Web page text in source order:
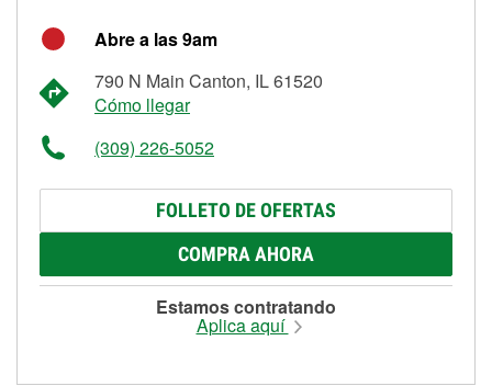
Abre a las 9am
790 N Main Canton, IL 61520
Cómo llegar
(309) 226-5052
FOLLETO DE OFERTAS
COMPRA AHORA
Estamos contratando
Aplica aquí